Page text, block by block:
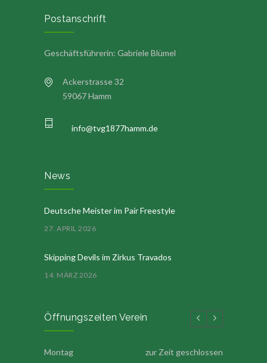
Postanschrift
Geschäftsführerin: Gabriele Blümel
Ackerstrasse 32
59067 Hamm
info@tvg1877hamm.de
News
Deutsche Meister im Pair Freestyle
27. APRIL 2026
Skipping Devils im Zirkus Travados
14. MÄRZ 2026
Öffnungszeiten Verein
Montag zur Zeit geschlossen